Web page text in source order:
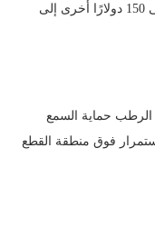
جانب بعض الأدوات المتخصصة ، 100 دولار إلى 150 دولارًا أخرى إلى
الرطب حماية السمع
فوق منطقة القطع